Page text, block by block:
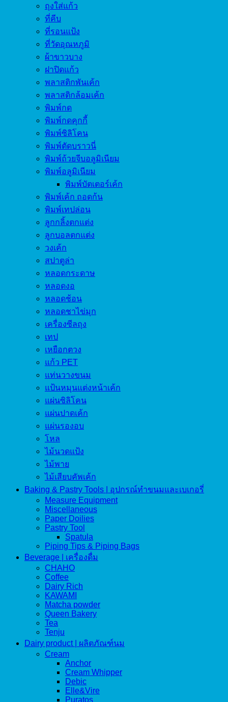
ถุงใส่แก้ว
ที่คีบ
ที่รอนแป้ง
ที่วัดอุณหภูมิ
ผ้าขาวบาง
ฝาปิดแก้ว
พลาสติกพันเค้ก
พลาสติกล้อมเค้ก
พิมพ์กด
พิมพ์กดคุกกี้
พิมพ์ซิลิโคน
พิมพ์ตัดบราวนี่
พิมพ์ถ้วยจีบอลูมิเนียม
พิมพ์อลูมิเนียม
พิมพ์บัตเตอร์เค้ก
พิมพ์เค้ก ถอดก้น
พิมพ์เทปล่อน
ลูกกลิ้งตกแต่ง
ลูกบอลตกแต่ง
วงเค้ก
สปาตูล่า
หลอดกระดาษ
หลอดงอ
หลอดช้อน
หลอดชาไข่มุก
เครื่องซีลถุง
เทป
เหยือกตวง
แก้ว PET
แท่นวางขนม
แป้นหมุนแต่งหน้าเค้ก
แผ่นซิลิโคน
แผ่นปาดเค้ก
แผ่นรองอบ
โหล
ไม้นวดแป้ง
ไม้พาย
ไม้เสียบคัพเค้ก
Baking & Pastry Tools | อุปกรณ์ทำขนมและเบเกอรี่
Measure Equipment
Miscellaneous
Paper Doilies
Pastry Tool
Spatula
Piping Tips & Piping Bags
Beverage | เครื่องดื่ม
CHAHO
Coffee
Dairy Rich
KAWAMI
Matcha powder
Queen Bakery
Tea
Tenju
Dairy product | ผลิตภัณฑ์นม
Cream
Anchor
Cream Whipper
Debic
Elle&Vire
Puratos